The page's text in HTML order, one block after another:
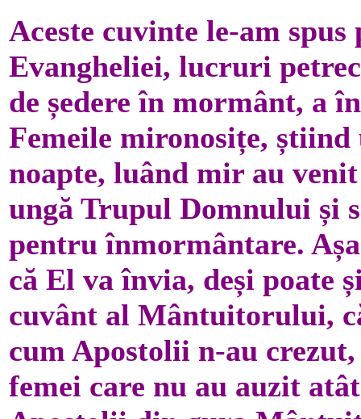
Aceste cuvinte le-am
Evangheliei, lucruri
de ședere în mormânt, a
Femeile mironosițe,
noapte, luând mir au
ungă Trupul Domnului și
pentru înmormântare.
că El va învia, deși poate
cuvânt al Mântuitorului,
cum Apostolii n-au
femei care nu au auzit